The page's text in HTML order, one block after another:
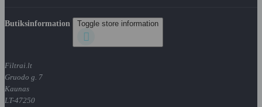
Butiksinformation Toggle store information

Filtrai.lt
Gruodo g. 7
Kaunas
LT-47250